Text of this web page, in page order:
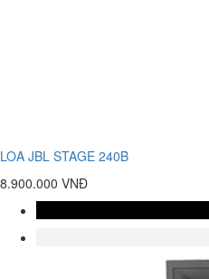
LOA JBL STAGE 240B
8.900.000 VNĐ